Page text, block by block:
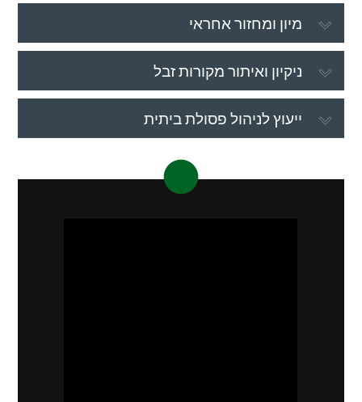
מיון ומחזור אחראי
ניקיון ואיתור מקורות זבל
ייעוץ לניהול פסולת ביתית